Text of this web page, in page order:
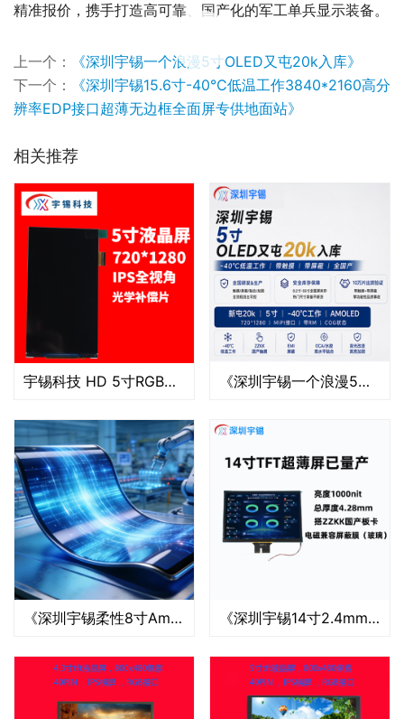
精准报价，携手打造高可靠、国产化的军工单兵显示装备。
上一个：
《深圳宇锡一个浪漫5寸OLED又屯20k入库》
下一个：
《深圳宇锡15.6寸-40℃低温工作3840*2160高分
辨率EDP接口超薄无边框全面屏专供地面站》
相关推荐
宇锡科技 HD 5寸RGB接口竖屏720*1280 IPS全视角，光学补偿片 《深圳宇锡一个浪漫5寸OLED又屯20k入库》
《深圳宇锡柔性8寸Amoled 2480*1860分辨率Mipi接口2.5k热弯屏助力顶流AI硬件》 《深圳宇锡14寸2.4mm超薄高亮防炫电磁兼容模块浩然批量》